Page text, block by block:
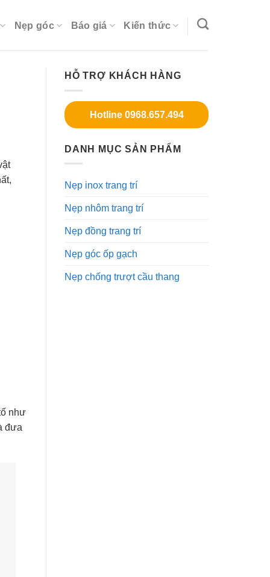
Nẹp góc Báo giá Kiến thức
như
đưa
HỖ TRỢ KHÁCH HÀNG
Hotline 0968.657.494
DANH MỤC SẢN PHẨM
Nẹp inox trang trí
Nẹp nhôm trang trí
Nẹp đồng trang trí
Nẹp góc ốp gạch
Nẹp chống trượt cầu thang